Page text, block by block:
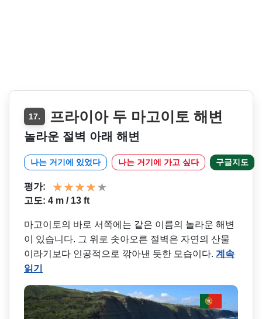
17. 프라이아 두 마고이토 해변
놀라운 절벽 아래 해변
나는 거기에 있었다 나는 거기에 가고 싶다 구글지도
평가:
고도: 4 m / 13 ft
마고이토의 바로 서쪽에는 같은 이름의 놀라운 해변
이 있습니다. 그 위로 솟아오른 절벽은 자연의 산물
이라기보다 인공적으로 깎아낸 듯한 모습이다. 계속
읽기